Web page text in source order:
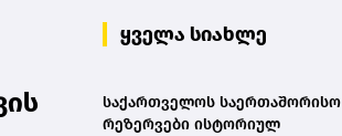
ყველა სიახლე
საქართველოს საერთაშორისო
რეზერვები ისტორიულ